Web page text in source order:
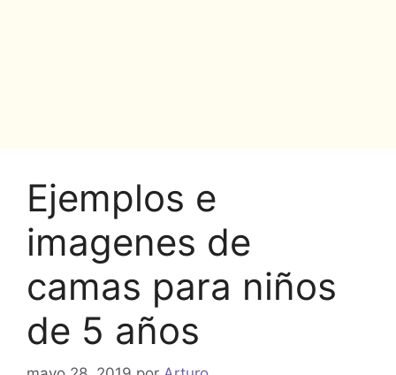
Ejemplos e
imagenes de
camas para niños
de 5 años